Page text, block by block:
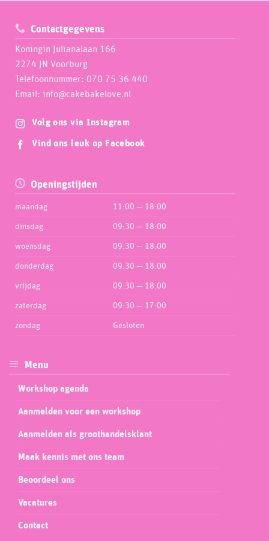
Contactgegevens
Koningin Julianalaan 166
2274 JN Voorburg
Telefoonnummer: 070 75 36 440
Email: info@cakebakelove.nl
Volg ons via Instagram
Vind ons leuk op Facebook
Openingstijden
maandag 11:00 — 18:00
dinsdag 09:30 — 18:00
woensdag 09:30 — 18:00
donderdag 09:30 — 18:00
vrijdag 09:30 — 18:00
zaterdag 09:30 — 17:00
zondag Gesloten
Menu
Workshop agenda
Aanmelden voor een workshop
Aanmelden als groothandelsklant
Maak kennis met ons team
Beoordeel ons
Vacatures
Contact